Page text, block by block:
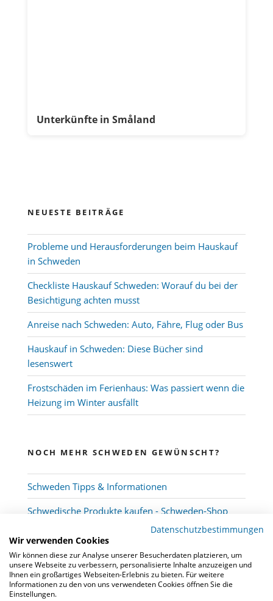
Unterkünfte in Småland
NEUESTE BEITRÄGE
Probleme und Herausforderungen beim Hauskauf
in Schweden
Checkliste Hauskauf Schweden: Worauf du bei der
Besichtigung achten musst
Anreise nach Schweden: Auto, Fähre, Flug oder Bus
Hauskauf in Schweden: Diese Bücher sind
lesenswert
Frostschäden im Ferienhaus: Was passiert wenn die
Heizung im Winter ausfällt
NOCH MEHR SCHWEDEN GEWÜNSCHT?
Schweden Tipps & Informationen
Schwedische Produkte kaufen - Schweden-Shop
Datenschutzbestimmungen
Wir verwenden Cookies
Wir können diese zur Analyse unserer Besucherdaten platzieren, um
unsere Webseite zu verbessern, personalisierte Inhalte anzuzeigen und
Ihnen ein großartiges Webseiten-Erlebnis zu bieten. Für weitere
Informationen zu den von uns verwendeten Cookies öffnen Sie die
Einstellungen.